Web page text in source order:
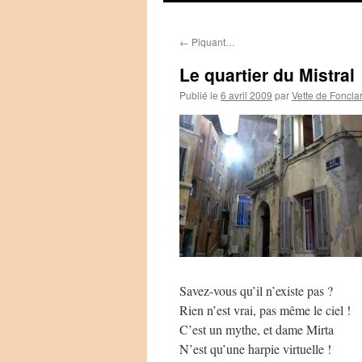
← Piquant…
Le quartier du Mistral
Publié le 6 avril 2009 parVette de
Savez-vous qu’il n’existe pas ?
Rien n’est vrai, pas même le ciel !
C’est un mythe, et dame Mirta
N’est qu’une harpie virtuelle !